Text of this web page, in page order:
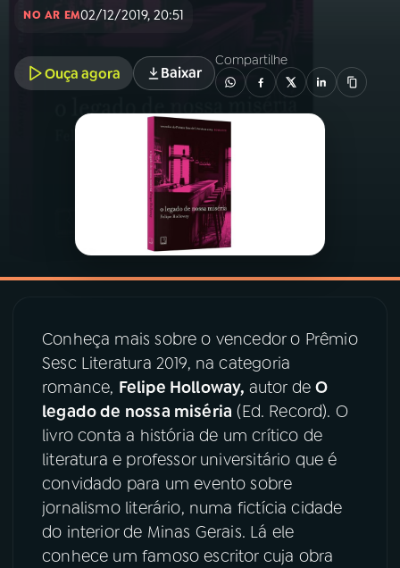
PROGRAMAS
VIDEOCASTS
ÚLTIMAS
08PRÊMIO RÁDIO MEC
ACOMPANHE A RÁDIO MEC
YouTube Facebook
Instagram X
NO AR EM02/12/2019, 20:51
Ouça agora Baixar
Compartilhe
Conheça mais sobre o vencedor o Prêmio
Sesc Literatura 2019, na categoria
romance, Felipe Holloway, autor deO
legado de nossa miséria (Ed. Record). O
livro conta a história de um crítico de
literatura e professor universitário que é
convidado para um evento sobre
jornalismo literário, numa fictícia cidade
do interior de Minas Gerais. Lá ele
conhece um famoso escritor cuja obra